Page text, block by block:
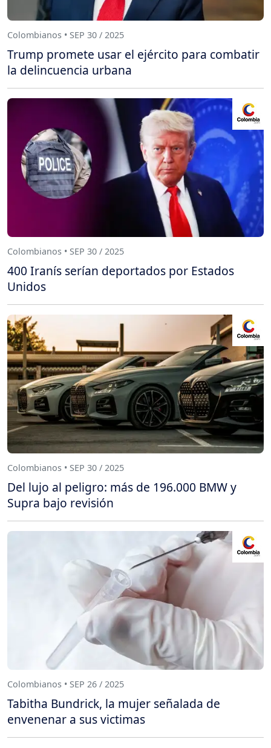
Colombianos • SEP 30 / 2025
Trump promete usar el ejército para combatir
la delincuencia urbana
Colombianos • SEP 30 / 2025
400 Iranís serían deportados por Estados
Unidos
Colombianos • SEP 30 / 2025
Del lujo al peligro: más de 196.000 BMW y
Supra bajo revisión
Colombianos • SEP 26 / 2025
Tabitha Bundrick, la mujer señalada de
envenenar a sus victimas